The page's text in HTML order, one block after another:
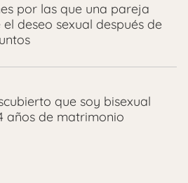
por las que una pareja
deseo sexual después de
que soy bisexual
años de matrimonio